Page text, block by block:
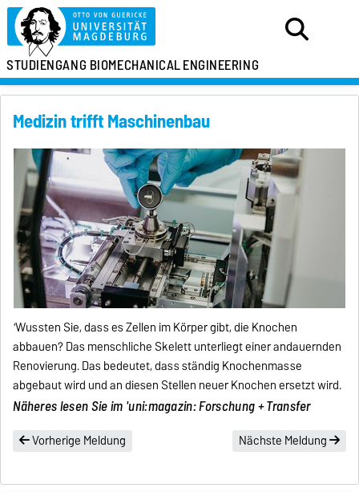
STUDIENGANGBIOMECHANICALENGINEERING
Medizin trifft Maschinenbau
'Wussten Sie, dass es Zellen im Körper gibt, die Knochen
abbauen? Das menschliche Skelett unterliegt einer andauernden
Renovierung. Das bedeutet, dass ständig Knochenmasse
abgebaut wird und an diesen Stellen neuer Knochen ersetzt wird.
Näheres lesen Sie im'uni:magazin: Forschung + Transfer
Vorherige Meldung Nächste Meldung